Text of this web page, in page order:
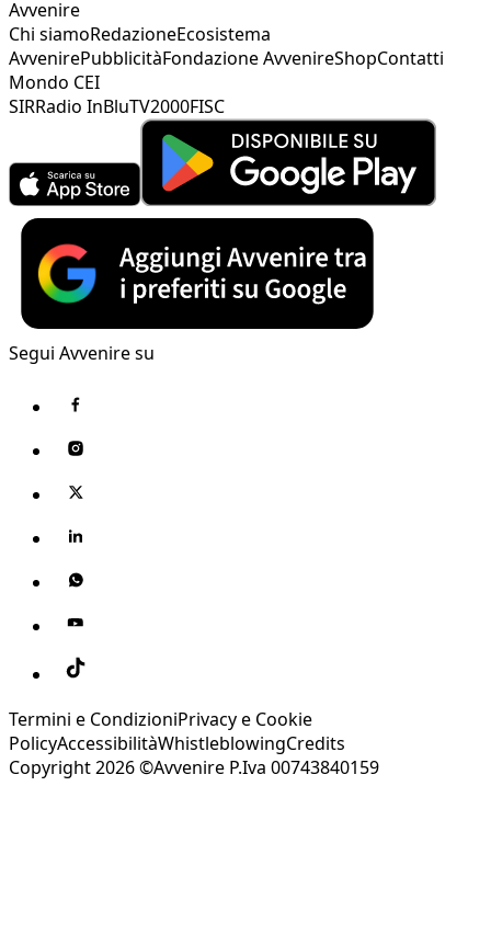
Avvenire
Chi siamoRedazioneEcosistema
AvvenirePubblicitàFondazione AvvenireShopContatti
Mondo CEI
SIRRadio InBluTV2000FISC
Segui Avvenire su
Termini e CondizioniPrivacy e Cookie
PolicyAccessibilitàWhistleblowingCredits
Copyright 2026 ©Avvenire P.Iva 00743840159